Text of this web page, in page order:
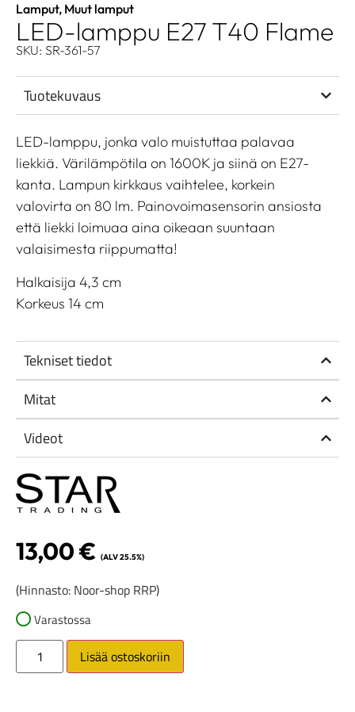
Lamput, Muut lamput
LED-lamppu E27 T40 Flame
SKU: SR-361-57
Tuotekuvaus
LED-lamppu, jonka valo muistuttaa palavaa
liekkiä. Värilämpötila on 1600K ja siinä on E27-
kanta. Lampun kirkkaus vaihtelee, korkein
valovirta on 80 lm. Painovoimasensorin ansiosta
että liekki loimuaa aina oikeaan suuntaan
valaisimesta riippumatta!
Halkaisija 4,3 cm
Korkeus 14 cm
Tekniset tiedot
Mitat
Videot
13,00€ (ALV 25.5%)
(Hinnasto: Noor-shop RRP)
Varastossa
Lisää ostoskoriin